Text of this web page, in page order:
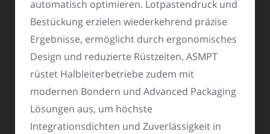
automatisch optimieren. Lotpastendruck und
Bestückung erzielen wiederkehrend präzise
Ergebnisse, ermöglicht durch ergonomisches
Design und reduzierte Rüstzeiten. ASMPT
rüstet Halbleiterbetriebe zudem mit
modernen Bondern und Advanced Packaging
Lösungen aus, um höchste
Integrationsdichten und Zuverlässigkeit in